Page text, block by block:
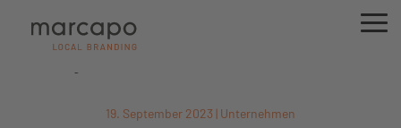
19. September 2023 | Unternehmen